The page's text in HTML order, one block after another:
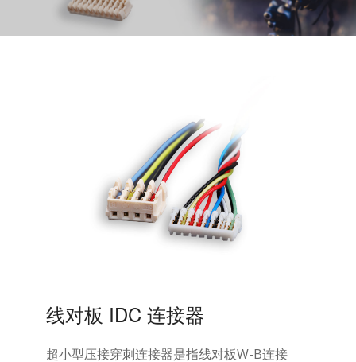
线对板 IDC 连接器
超小型压接穿刺连接器是指线对板W-B连接